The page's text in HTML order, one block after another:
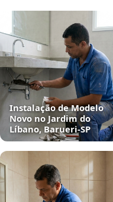
Instalação de Modelo
Novo no Jardim do
Líbano, Barueri‑SP